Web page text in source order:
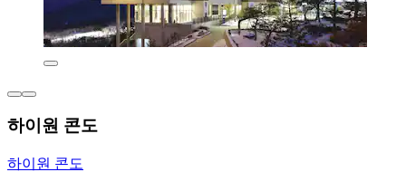
하이원 콘도
하이원 콘도